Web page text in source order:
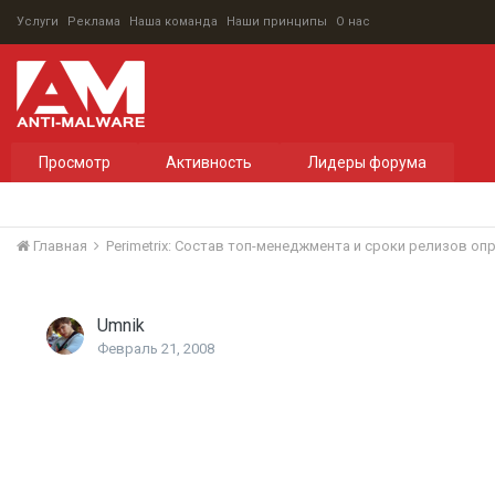
Услуги Реклама Наша команда Наши принципы О нас
Просмотр Активность Лидеры форума
Главная Perimetrix: Состав топ-менеджмента и сроки релизов
Umnik
Февраль 21, 2008